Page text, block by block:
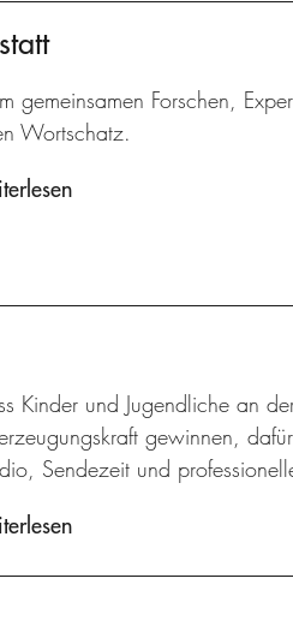
gemeinsamen Forschen,
Wortschatz.
Kinder und Jugendliche an
gewinnen,
Sendezeit und